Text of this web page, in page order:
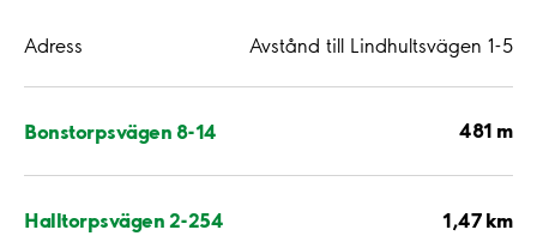
Adress Avstånd till Lindhultsvägen 1-5
Bonstorpsvägen 8-14 481 m
Halltorpsvägen 2-254 1,47 km